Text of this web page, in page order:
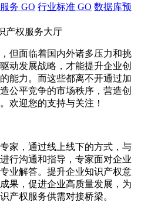
务 GO 行业标准 GO 数据库预
但面临着国内外诸多压力和挑
动发展战略，才能提升企业创
能力。而这些都离不开通过加
公平竞争的市场秩序，营造创
欢迎您的支持与关注！
家，通过线上线下的方式，与
行沟通和指导，专家面对企业
业解答。提升企业知识产权意
果，促进企业高质量发展，为
产权服务供需对接桥梁。